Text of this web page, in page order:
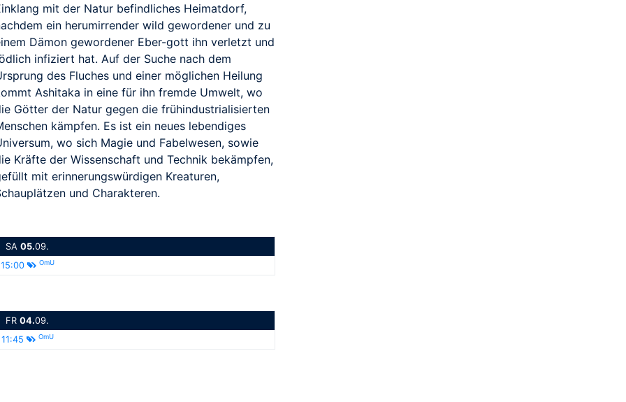
mit der Natur befindliches Heimatdorf,
ein herumirrender wild gewordener und zu
Dämon gewordener Eber-gott ihn verletzt und
infiziert hat. Auf der Suche nach dem
des Fluches und einer möglichen Heilung
Ashitaka in eine für ihn fremde Umwelt, wo
Götter der Natur gegen die frühindustrialisierten
kämpfen. Es ist ein neues lebendiges
wo sich Magie und Fabelwesen, sowie
Kräfte der Wissenschaft und Technik bekämpfen,
mit erinnerungswürdigen Kreaturen,
und Charakteren.
SA 05.09.
15:00
OmU
FR 04.09.
11:45
OmU